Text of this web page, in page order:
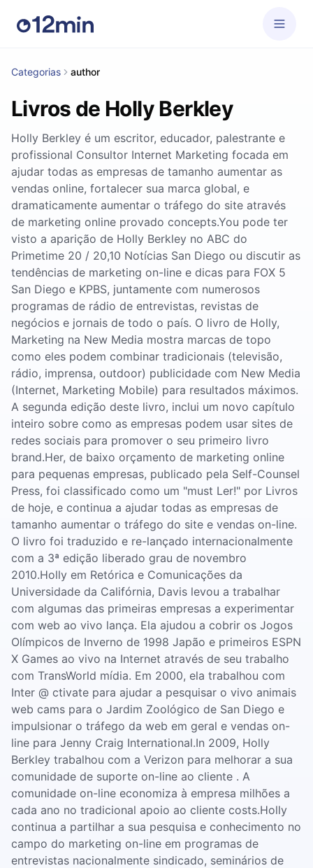
Categorias author
Livros de Holly Berkley
Holly Berkley é um escritor, educador, palestrante e
profissional Consultor Internet Marketing focada em
ajudar todas as empresas de tamanho aumentar as
vendas online, fortalecer sua marca global, e
dramaticamente aumentar o tráfego do site através
de marketing online provado concepts.You pode ter
visto a aparição de Holly Berkley no ABC do
Primetime 20 / 20,10 Notícias San Diego ou discutir as
tendências de marketing on-line e dicas para FOX 5
San Diego e KPBS, juntamente com numerosos
programas de rádio de entrevistas, revistas de
negócios e jornais de todo o país. O livro de Holly,
Marketing na New Media mostra marcas de topo
como eles podem combinar tradicionais (televisão,
rádio, imprensa, outdoor) publicidade com New Media
(Internet, Marketing Mobile) para resultados máximos.
A segunda edição deste livro, inclui um novo capítulo
inteiro sobre como as empresas podem usar sites de
redes sociais para promover o seu primeiro livro
brand.Her, de baixo orçamento de marketing online
para pequenas empresas, publicado pela Self-Counsel
Press, foi classificado como um "must Ler!" por Livros
de hoje, e continua a ajudar todas as empresas de
tamanho aumentar o tráfego do site e vendas on-line.
O livro foi traduzido e re-lançado internacionalmente
com a 3ª edição liberado grau de novembro
2010.Holly em Retórica e Comunicações da
Universidade da Califórnia, Davis levou a trabalhar
com algumas das primeiras empresas a experimentar
com web ao vivo lança. Ela ajudou a cobrir os Jogos
Olímpicos de Inverno de 1998 Japão e primeiros ESPN
X Games ao vivo na Internet através de seu trabalho
com TransWorld mídia. Em 2000, ela trabalhou com
Inter @ ctivate para ajudar a pesquisar o vivo animais
web cams para o Jardim Zoológico de San Diego e
impulsionar o tráfego da web em geral e vendas on-
line para Jenny Craig International.In 2009, Holly
Berkley trabalhou com a Verizon para melhorar a sua
comunidade de suporte on-line ao cliente . A
comunidade on-line economiza à empresa milhões a
cada ano no tradicional apoio ao cliente costs.Holly
continua a partilhar a sua pesquisa e conhecimento no
campo do marketing on-line em programas de
entrevistas nacionalmente sindicado, seminários de